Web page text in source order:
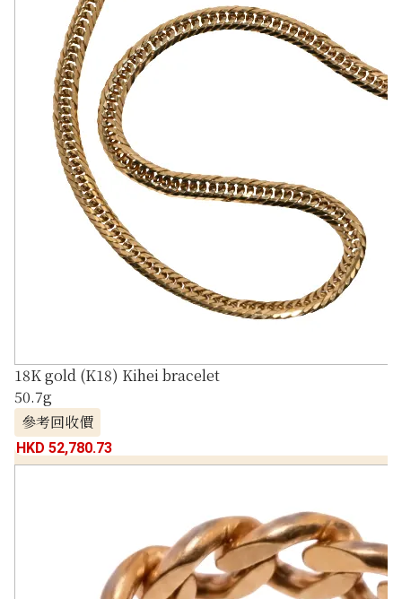
18K gold (K18) Kihei bracelet
50.7g
參考回收價
HKD 52,780.73